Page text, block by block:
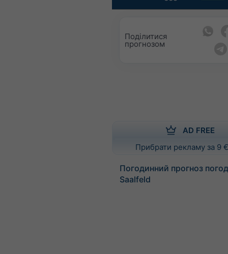
Поділитися
прогнозом
AD FREE
Прибрати рекламу за 9
Погодинний прогноз
Saalfeld